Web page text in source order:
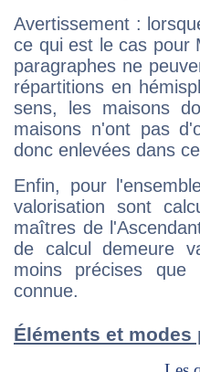
Avertissement :
ce qui est le cas pour
paragraphes ne
répartitions en
sens, les maisons
maisons n'ont pas
donc enlevées dans
Enfin, pour
valorisation sont
maîtres de
de calcul demeure
moins précises que
connue.
Éléments et modes